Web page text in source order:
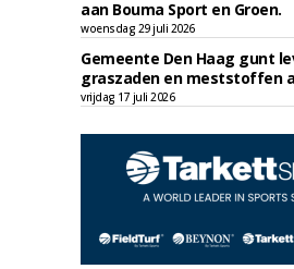
aan Bouma Sport en Groen.
woensdag 29 juli 2026
Gemeente Den Haag gunt
graszaden en meststoffen
vrijdag 17 juli 2026